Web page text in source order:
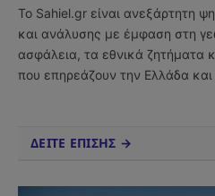
Το Sahiel.gr είναι ανεξάρτητη
και ανάλυσης με έμφαση στη
ασφάλεια, τα εθνικά ζητήματα
που επηρεάζουν την Ελλάδα
ΔΕΙΤΕ ΕΠΙΣΗΣ →